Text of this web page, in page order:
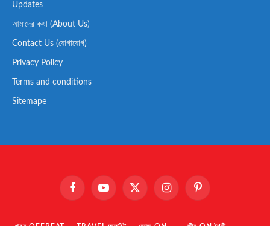
Updates
আমাদের কথা (About Us)
Contact Us (যোগাযোগ)
Privacy Policy
Terms and conditions
Sitemape
FacebookYouTube X
InstagramPinterest